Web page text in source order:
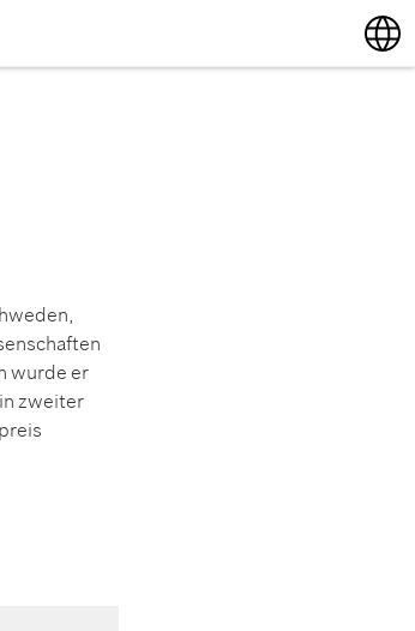
wurde er
zweiter